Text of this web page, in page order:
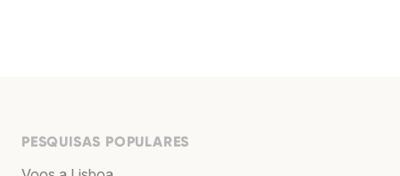
PESQUISAS POPULARES